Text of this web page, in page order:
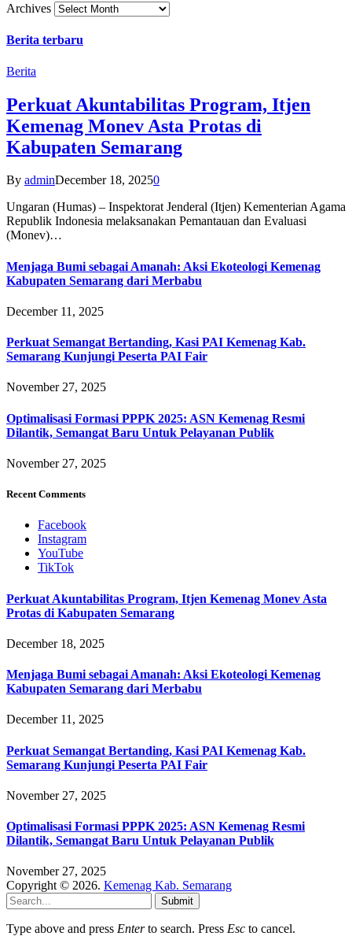
Archives
Berita terbaru
Berita
Perkuat Akuntabilitas Program, Itjen
Kemenag Monev Asta Protas di
Kabupaten Semarang
By adminDecember 18, 20250
Ungaran (Humas) – Inspektorat Jenderal (Itjen) Kementerian Agama
Republik Indonesia melaksanakan Pemantauan dan Evaluasi
(Monev)…
Menjaga Bumi sebagai Amanah: Aksi Ekoteologi Kemenag
Kabupaten Semarang dari Merbabu
December 11, 2025
Perkuat Semangat Bertanding, Kasi PAI Kemenag Kab.
Semarang Kunjungi Peserta PAI Fair
November 27, 2025
Optimalisasi Formasi PPPK 2025: ASN Kemenag Resmi
Dilantik, Semangat Baru Untuk Pelayanan Publik
November 27, 2025
Recent Comments
Facebook
Instagram
YouTube
TikTok
Perkuat Akuntabilitas Program, Itjen Kemenag Monev Asta
Protas di Kabupaten Semarang
December 18, 2025
Menjaga Bumi sebagai Amanah: Aksi Ekoteologi Kemenag
Kabupaten Semarang dari Merbabu
December 11, 2025
Perkuat Semangat Bertanding, Kasi PAI Kemenag Kab.
Semarang Kunjungi Peserta PAI Fair
November 27, 2025
Optimalisasi Formasi PPPK 2025: ASN Kemenag Resmi
Dilantik, Semangat Baru Untuk Pelayanan Publik
November 27, 2025
Copyright © 2026. Kemenag Kab. Semarang
Submit
Type above and press Enterto search. Press Esc to cancel.